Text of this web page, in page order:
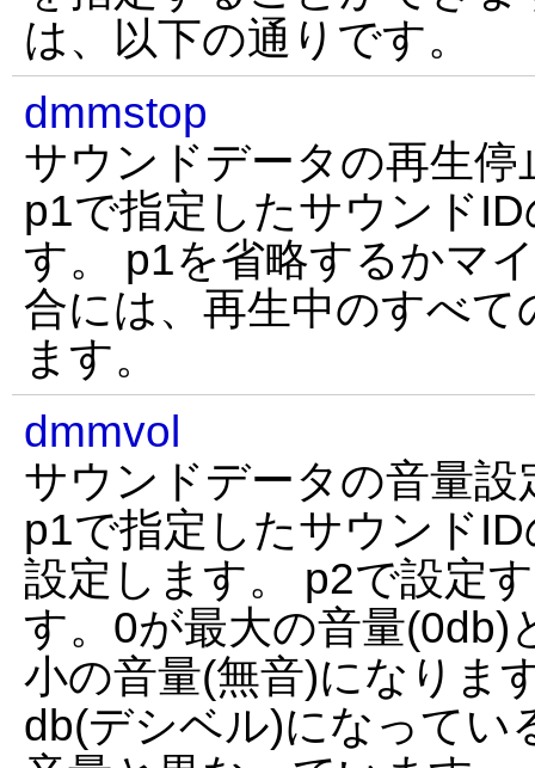
は、以下の通りです。
dmmstop
サウンドデータの再生停
p1で指定したサウンド
す。 p1を省略するかマ
合には、再生中のすべ
ます。
dmmvol
サウンドデータの音量設
p1で指定したサウンド
設定します。 p2で設定
す。0が最大の音量(0db)
小の音量(無音)になりま
db(デシベル)になってい